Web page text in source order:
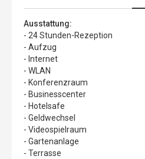
Ausstattung:
- 24 Stunden-Rezeption
- Aufzug
- Internet
- WLAN
- Konferenzraum
- Businesscenter
- Hotelsafe
- Geldwechsel
- Videospielraum
- Gartenanlage
- Terrasse